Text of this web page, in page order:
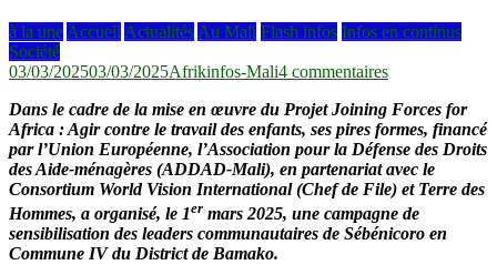
à la une Accueil Actualités Au Mali Flash infos Infos en continus
Société
03/03/202503/03/2025Afrikinfos-Mali4 commentairessur
ADDAD
et
ses
partenaires
sensibilisent
des
leaders
Dans le cadre de la mise en œuvre du Projet Joining Forces for
Africa : Agir contre le travail des enfants, ses pires formes, financé
par l’Union Européenne, l’Association pour la Défense des Droits
des Aide-ménagères (ADDAD-Mali), en partenariat avec le
Consortium World Vision International (Chef de File) et Terre des
Hommes, a organisé, le 1er mars 2025, une campagne de
sensibilisation des leaders communautaires de Sébénicoro en
Commune IV du District de Bamako.